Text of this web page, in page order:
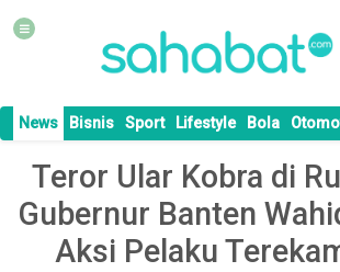
News Bisnis Sport Lifestyle Bola
Teror Ular Kobra di
Gubernur Banten
Aksi Pelaku